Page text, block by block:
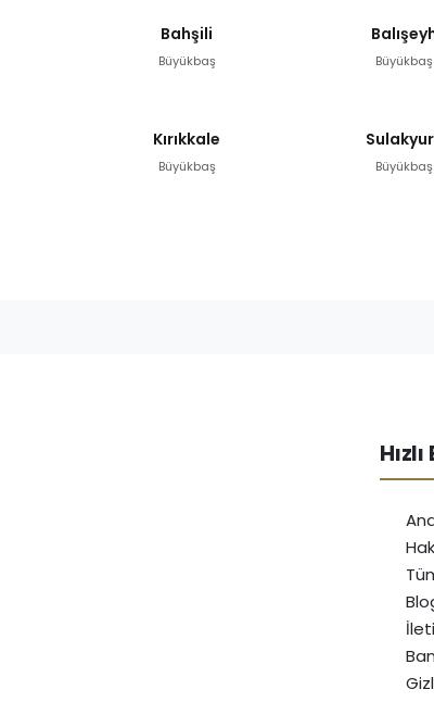
Bahşili
Büyükbaş Büyükbaş
Kırıkkale
Büyükbaş Büyükbaş